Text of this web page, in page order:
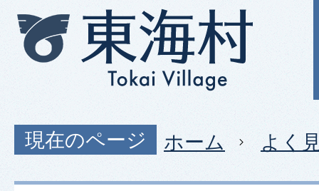
現在のページ ホーム よく